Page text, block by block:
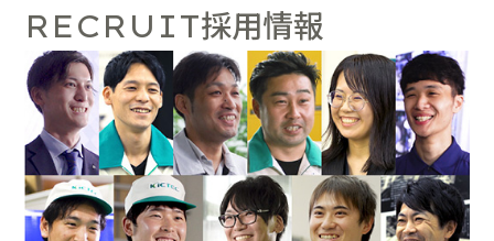
RECRUIT採用情報